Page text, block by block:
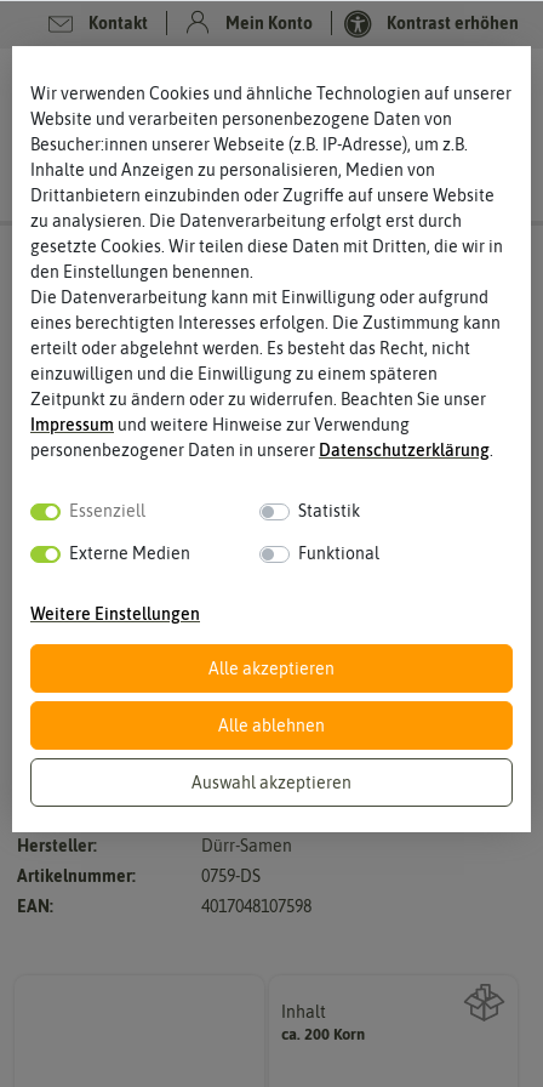
Kontakt Mein Konto Kontrast erhöhen
Vergrößern durch berühren
rot mit Auge, zweijährig, 20 cm, für Gruppen und Beete
Hersteller:
Dürr-Samen
Artikelnummer:
0759-DS
EAN:
4017048107598
Inhalt
ca. 200 KornWie viel ist enthalten
Wir verwenden Cookies und ähnliche Technologien auf unserer
Website und verarbeiten personenbezogene Daten von
Besucher:innen unserer Webseite (z.B. IP-Adresse), um z.B.
Inhalte und Anzeigen zu personalisieren, Medien von
Drittanbietern einzubinden oder Zugriffe auf unsere Website
zu analysieren. Die Datenverarbeitung erfolgt erst durch
gesetzte Cookies. Wir teilen diese Daten mit Dritten, die wir in
den Einstellungen benennen.
Die Datenverarbeitung kann mit Einwilligung oder aufgrund
eines berechtigten Interesses erfolgen. Die Zustimmung kann
erteilt oder abgelehnt werden. Es besteht das Recht, nicht
einzuwilligen und die Einwilligung zu einem späteren
Zeitpunkt zu ändern oder zu widerrufen. Beachten Sie unser
Impressum und weitere Hinweise zur Verwendung
personenbezogener Daten in unserer Daten­schutz­erklärung
Essenziell Statistik
Externe Medien Funktional
Weitere Einstellungen
Alle akzeptieren
Alle ablehnen
Auswahl akzeptieren